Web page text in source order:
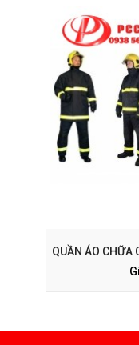
QUẦN ÁO CHỮA